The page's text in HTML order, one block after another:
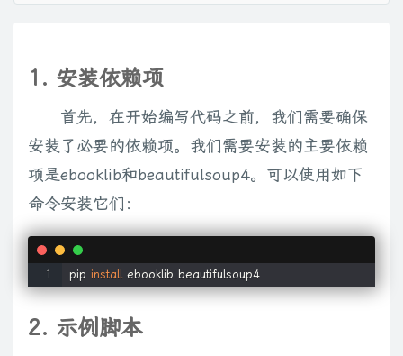
1. 安装依赖项
首先，在开始编写代码之前，我们需要确保
安装了必要的依赖项。我们需要安装的主要依赖
项是ebooklib和beautifulsoup4。可以使用如下
命令安装它们：
pip install ebooklib beautifulsoup4
2. 示例脚本